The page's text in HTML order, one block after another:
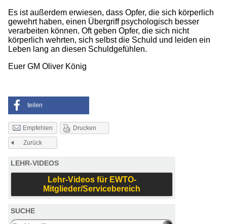
Es ist außerdem erwiesen, dass Opfer, die sich körperlich
gewehrt haben, einen Übergriff psychologisch besser
verarbeiten können. Oft geben Opfer, die sich nicht
körperlich wehrten, sich selbst die Schuld und leiden ein
Leben lang an diesen Schuldgefühlen.
Euer GM Oliver König
teilen
Empfehlen Drucken
Zurück
LEHR-VIDEOS
Lehr-Videos für EWTO-
Mitglieder/Servicebereich
SUCHE